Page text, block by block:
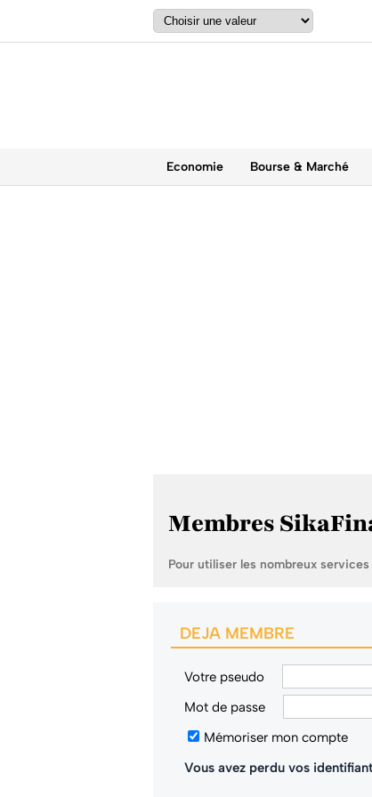
Economie Bourse & Marché
Membres
Pour utiliser les nombreux
DEJA MEMBRE
Votre pseudo
Mot de passe
Mémoriser mon compte
Vous avez perdu vos